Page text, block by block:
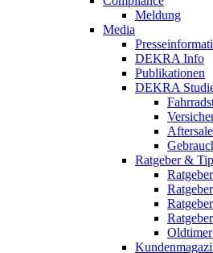
Meldung
Media
DEKRA Info
Publikationen
DEKRA
Ratgeber &